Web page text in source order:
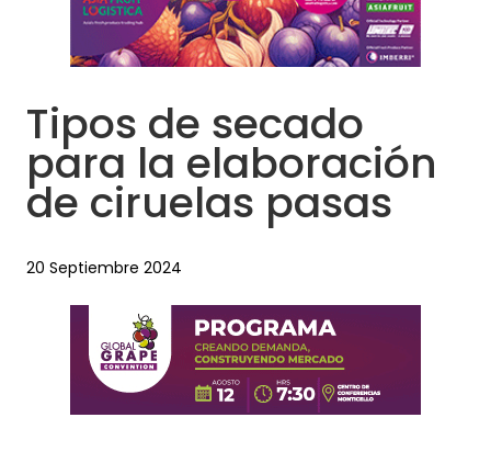
Tipos de secado
para la elaboración
de ciruelas pasas
20 Septiembre 2024